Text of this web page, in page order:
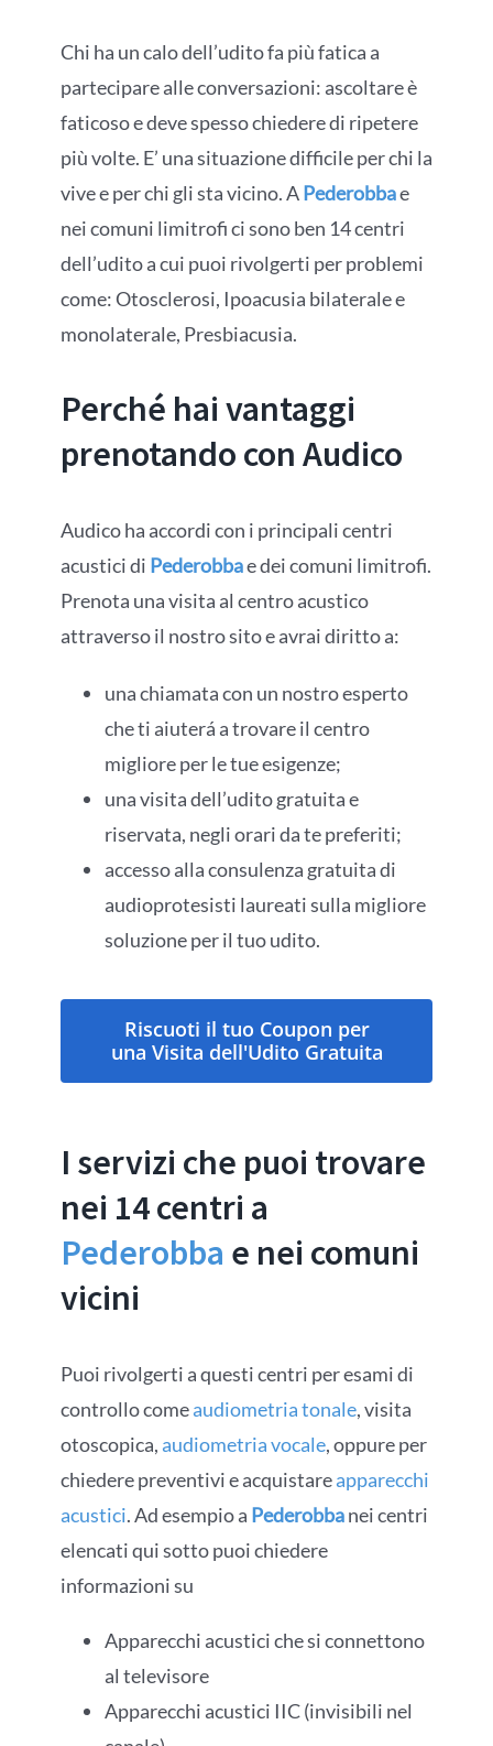
Chi ha un calo dell’udito fa più fatica a
partecipare alle conversazioni: ascoltare è
faticoso e deve spesso chiedere di ripetere
più volte. E’ una situazione difficile per chi la
vive e per chi gli sta vicino. APederobbae
nei comuni limitrofi ci sono ben 14 centri
dell’udito a cui puoi rivolgerti per problemi
come: Otosclerosi, Ipoacusia bilaterale e
monolaterale, Presbiacusia.
Perché hai vantaggi
prenotando con Audico
Audico ha accordi con i principali centri
acustici di Pederobbae dei comuni limitrofi.
Prenota una visita al centro acustico
attraverso il nostro sito e avrai diritto a:
una chiamata con un nostro esperto
che ti aiuterá a trovare il centro
migliore per le tue esigenze;
una visita dell’udito gratuita e
riservata, negli orari da te preferiti;
accesso alla consulenza gratuita di
audioprotesisti laureati sulla migliore
soluzione per il tuo udito.
Riscuoti il tuo Coupon per
una Visita dell'Udito Gratuita
I servizi che puoi trovare
nei 14 centri a
Pederobba e nei comuni
vicini
Puoi rivolgerti a questi centri per esami di
controllo comeaudiometria tonale, visita
otoscopica, audiometria vocale, oppure per
chiedere preventivi e acquistareapparecchi
acustici. Ad esempio a Pederobbanei centri
elencati qui sotto puoi chiedere
informazioni su
Apparecchi acustici che si connettono
al televisore
Apparecchi acustici IIC (invisibili nel